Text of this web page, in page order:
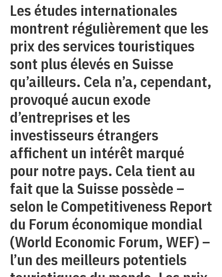
Les études internationales
montrent régulièrement que les
prix des services touristiques
sont plus élevés en Suisse
qu’ailleurs. Cela n’a, cependant,
provoqué aucun exode
d’entreprises et les
investisseurs étrangers
affichent un intérêt marqué
pour notre pays. Cela tient au
fait que la Suisse possède –
selon le Competitiveness Report
du Forum économique mondial
(World Economic Forum, WEF) –
l’un des meilleurs potentiels